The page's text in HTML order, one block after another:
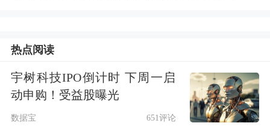
联合国秘书长称美伊极有可能重启和谈
当地时间4月14日，联合国秘书长古特
热点阅读
宇树科技IPO倒计时 下周一启
动申购！受益股曝光
数据宝 651评论